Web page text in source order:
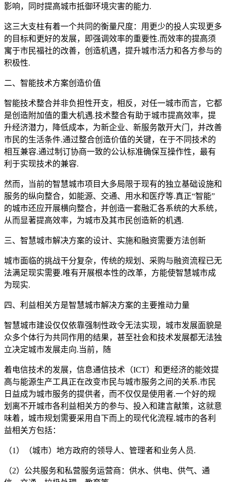
影响，同时提高城市抵御环境灾害的能力.
这三大支柱有着一个共同的衡量尺度：用更少的投人实现更多
的目标和更好的发展，即强调效率的重要性.而效率的提高须
寓于市民福社的改善，创造机遇，提升城市活力和各方参与的
积极性.
二、智能技术方案创造价值
智能技术整合并非负担性开支，相反，对任一城市而言，它都
是创造附加值的重大机遇.技术整合有助于城市提高效率，提
升经济潜力，降低成本，为新企业、新服务散开大门，并改善
市民的生活条件.通过整合创造价值的关键，在于不同技术的
相互兼容.通过制订协商一致的公认标准确保互操作性，最有
利于实现技术的兼容.
然而，当前的智慧城市项目大多局限于现有的独立基础设施和
服务的纵向整合，如能源、交通、用水和医疗等.真正“智能”
的城市还应开展横向整合，并创造一套融汇各系统的大系统，
从而显著提高效率，为城市及其市民创造新的机遇.
三、智慧城市解决方案的设计、实施和融资需要方法创新
城市面临的挑战干分复杂，传统的规划、采购与融资流程已无
法满足现实需要.唯有开展根本性的改革，方能使智慧城市成
为现实.
四、利益相关方是智慧城市解决方案的主要推动力量
智慧城市建设仅仅依靠强制性政令无法实现，城市发展面貌是
众多个体行为共同作用的结果，甚至社会和技术发展都无法独
立决定城市发展走向.当前，随
着电信技术的发展，信息通信技术（ICT）和更经济的能效提
高与能源生产工具正在改变市民与城市服务之间的关系.市民
日益成为城市服务的提供者，而不仅仅是使用者.一个好的规
划离不开城市各利益相关方的参与、投入和建言献策，这就意
味着，城市规划需要采用自下而上的现代化流程.城市的各利
益相关方包括：
（1）（城市）地方政府的领导人、管理者和业务人员.
（2）公共服务和私营服务运营商：供水、供电、供气、通